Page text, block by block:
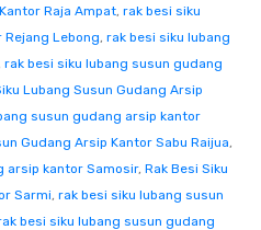
Raja Ampat, rak besi siku
Lebong, rak besi siku lubang
rak besi siku lubang susun gudang
Lubang Susun Gudang Arsip
susun gudang arsip kantor
Gudang Arsip Kantor Sabu Raijua,
arsip kantor Samosir, Rak Besi Siku
Sarmi, rak besi siku lubang susun
besi siku lubang susun gudang